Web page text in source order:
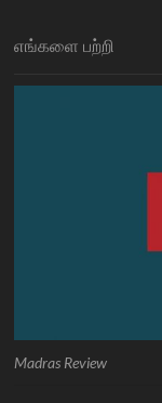
எங்களை பற்றி
Madras Review